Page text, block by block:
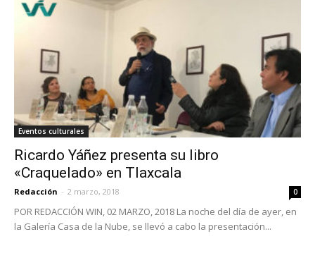
Eventos culturales
Ricardo Yáñez presenta su libro
«Craquelado» en Tlaxcala
Redacción - 2 marzo, 2018 0
POR REDACCIÓN WIN, 02 MARZO, 2018 La noche del día de ayer, en
la Galería Casa de la Nube, se llevó a cabo la presentación...